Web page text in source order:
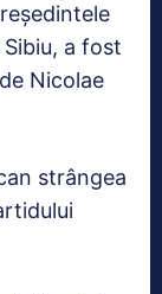
Sibiu, a fost
Nicolae
strângea